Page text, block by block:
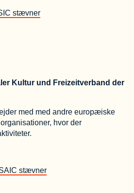
stævner
Kultur und Freizeitverband der
med med andre europæiske
hvor der
stævner